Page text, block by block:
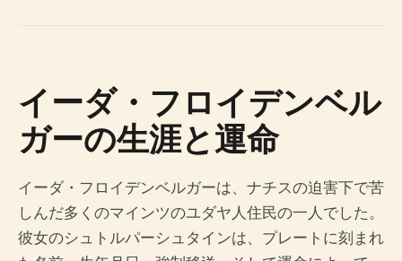
イーダ・フロイデンベル
ガーの生涯と運命
イーダ・フロイデンベルガーは、ナチスの迫害下で苦
しんだ多くのマインツのユダヤ人住民の一人でした。
彼女のシュトルパーシュタインは、プレートに刻まれ